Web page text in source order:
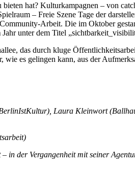
hat? Kulturkampagnen – von
– Freie Szene Tage der
Arbeit. Die im Oktober
unter dem Titel
das durch kluge
es gelingen kann, aus der
Laura Kleinwort
in der Vergangenheit mit seiner